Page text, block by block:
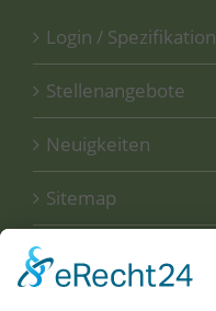
Login /
Stellenangebote
Neuigkeiten
Sitemap
Disclaimer